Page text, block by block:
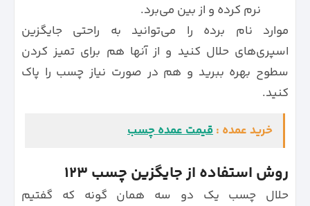
نرم کرده و از بین می‌برد.
موارد نام برده را می‌توانید به راحتی جایگزین
اسپری‌های حلال کنید و از آنها هم برای تمیز کردن
سطوح بهره ببرید و هم در صورت نیاز چسب را پاک
کنید.
خرید عمده :قیمت عمده چسب
روش استفاده از جایگزین چسب 123
حلال چسب یک دو سه همان گونه که گفتیم